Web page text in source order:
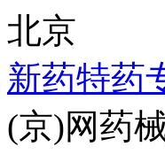
北京
新药特药
(京)网药